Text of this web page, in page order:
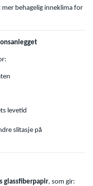
behagelig inneklima for
levetid
slitasje på
glassfiberpapir, som gir: